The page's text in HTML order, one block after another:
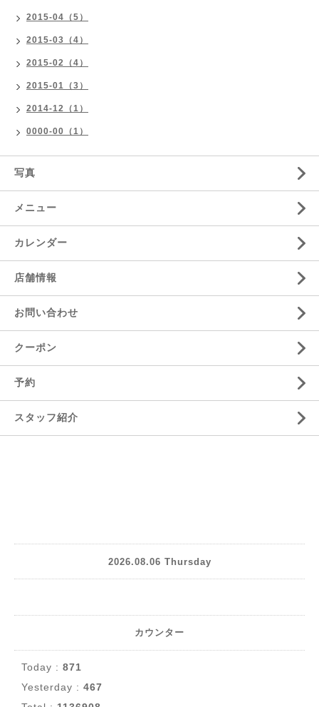
2015-04（5）
2015-03（4）
2015-02（4）
2015-01（3）
2014-12（1）
0000-00（1）
写真
メニュー
カレンダー
店舗情報
お問い合わせ
クーポン
予約
スタッフ紹介
2026.08.06 Thursday
カウンター
Today : 871
Yesterday : 467